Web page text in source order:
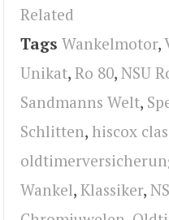
Related
Tags Wankelmotor,
Unikat, Ro 80, NSU
Sandmanns Welt,
Schlitten, hiscox
Wankel, Klassiker,